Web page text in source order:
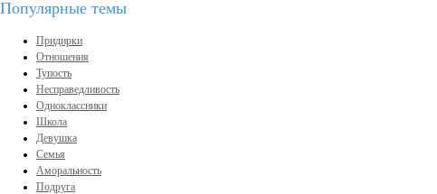
Популярные темы
Придирки
Отношения
Тупость
Несправедливость
Одноклассники
Школа
Девушка
Семья
Аморальность
Подруга